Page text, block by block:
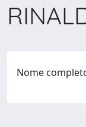
Nome